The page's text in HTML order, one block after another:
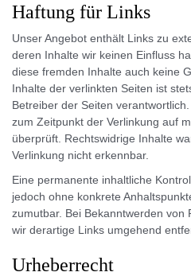
Haftung für Links
Unser Angebot enthält Links zu
deren Inhalte wir keinen Einfluss
diese fremden Inhalte auch keine
Inhalte der verlinkten Seiten ist
Betreiber der Seiten
zum Zeitpunkt der Verlinkung auf
überprüft. Rechtswidrige Inhalte
Verlinkung nicht erkennbar.
Eine permanente inhaltliche
jedoch ohne konkrete
zumutbar. Bei Bekanntwerden von
wir derartige Links umgehend
Urheberrecht